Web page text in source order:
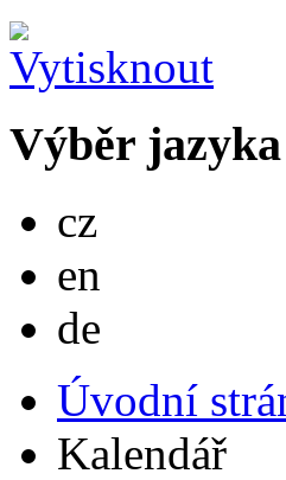
Výběr jazyka
cz
en
de
Úvodní
Kalendář